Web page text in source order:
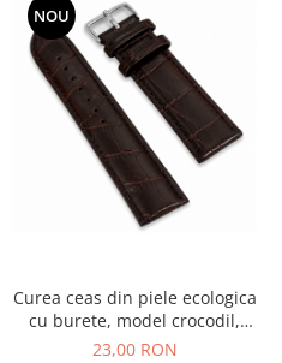
NOU
Curea ceas din piele ecologica
cu burete, model crocodil,
cataramă din oțel inoxidabil,
23,00 RON